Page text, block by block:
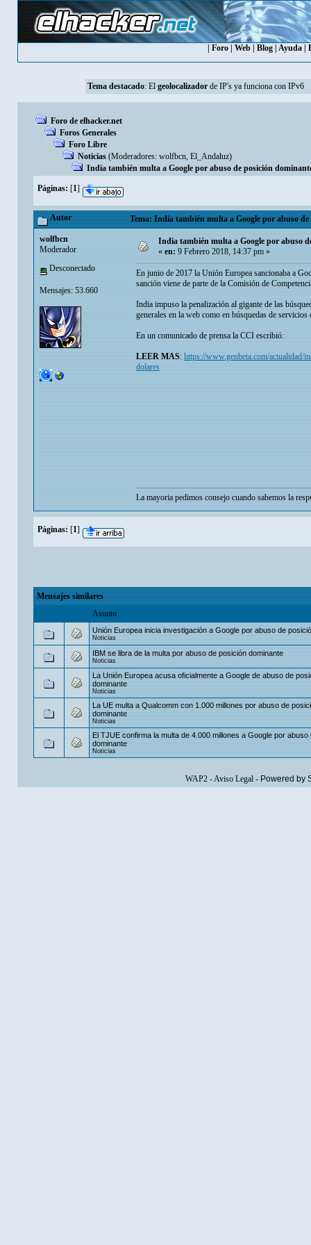
Foro| Web| Blog| Ayuda|
Tema destacado: El geolocalizadorde IP's ya funciona con IPv6
Foro de elhacker.net
Foros Generales
Foro Libre
Noticias (Moderadores: wolfbcn, El_Andaluz)
India también multa a Google por abuso de posición
Páginas: [1]
Autor Tema: India también multa a Google por abuso
wolfbcn
Moderador
Desconectado
Mensajes: 53.660
India también multa a Google por abuso
«en:9 Febrero 2018, 14:37 pm »
En junio de 2017 la Unión Europea sancionaba a
sanción viene de parte de la Comisión de
India impuso la penalización al gigante de las
generales en la web como en búsquedas de
En un comunicado de prensa la CCI escribió:
LEER MAS:https://www.genbeta.com/actualidad/
dolares
La mayoria pedimos consejo cuando sabemos la
Páginas: [1]
Mensajes similares
Asunto
Unión Europea inicia investigación a Google por abuso de
Noticias
IBM se libra de la multa por abuso de posición dominante
Noticias
La Unión Europea acusa oficialmente a Google de abuso de
dominante
Noticias
La UE multa a Qualcomm con 1.000 millones por abuso de
dominante
Noticias
El TJUE confirma la multa de 4.000 millones a Google por abuso
dominante
Noticias
WAP2-Aviso Legal- Powered by